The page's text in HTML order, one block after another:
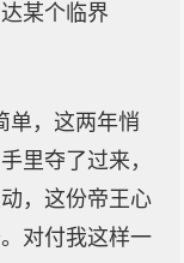
某个临界
单，这两年悄
里夺了过来，
，这份帝王心
对付我这样一